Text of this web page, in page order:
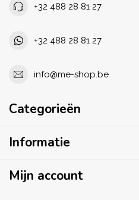
+32 488 28 81 27
+32 488 28 81 27
info@me-shop.be
Categorieën
Informatie
Mijn account